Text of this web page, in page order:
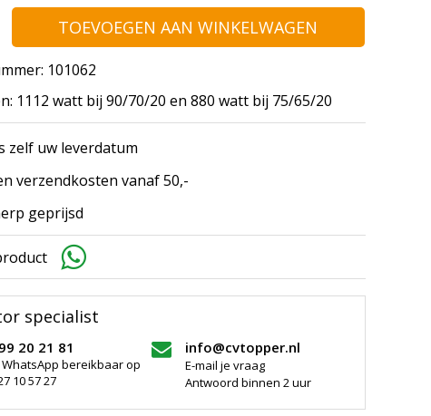
TOEVOEGEN AAN WINKELWAGEN
101062
1112 watt bij 90/70/20 en 880 watt bij 75/65/20
zelf uw leverdatum
verzendkosten vanaf 50,-
geprijsd
specialist
20 21 81
WhatsApp bereikbaar op
10 57 27
info@cvtopper.nl
E-mail je vraag
Antwoord binnen 2 uur